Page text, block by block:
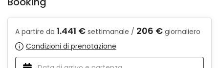
A partire da 1.441 € settimanale / 206 € giornaliero
Condizioni di prenotazione